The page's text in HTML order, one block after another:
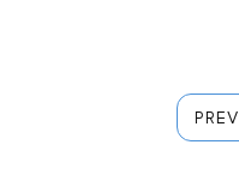
PREV